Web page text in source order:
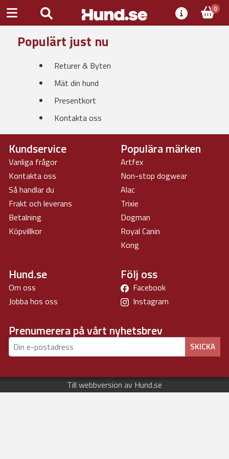
0
Populärt just nu
Returer & Byten
Mät din hund
Presentkort
Kontakta oss
Kundservice
Vanliga frågor
Kontakta oss
Så handlar du
Frakt och leverans
Betalning
Köpvillkor
Populära märken
Artfex
Non-stop dogwear
Alac
Trixie
Dogman
Royal Canin
Kong
Hund.se
Om oss
Jobba hos oss
Följ oss
Facebook
Instagram
Prenumerera på vårt nyhetsbrev
SKICKA
Till webbversion av Hund.se